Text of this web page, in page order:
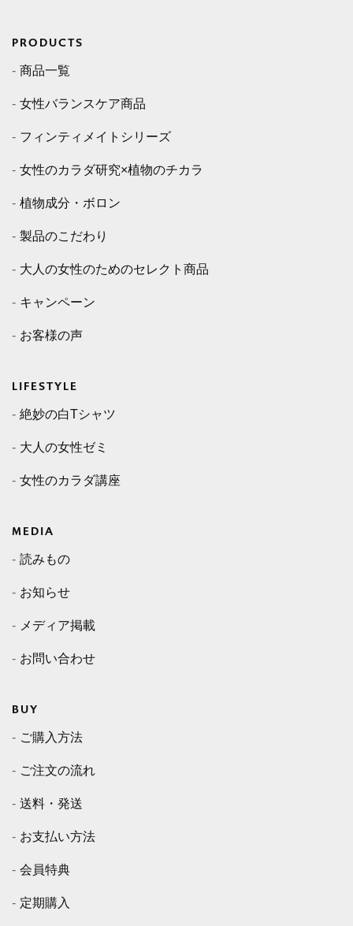
PRODUCTS
商品一覧
女性バランスケア商品
フィンティメイトシリーズ
女性のカラダ研究×植物のチカラ
植物成分・ボロン
製品のこだわり
大人の女性のためのセレクト商品
キャンペーン
お客様の声
LIFESTYLE
絶妙の白Tシャツ
大人の女性ゼミ
女性のカラダ講座
MEDIA
読みもの
お知らせ
メディア掲載
お問い合わせ
BUY
ご購入方法
ご注文の流れ
送料・発送
お支払い方法
会員特典
定期購入